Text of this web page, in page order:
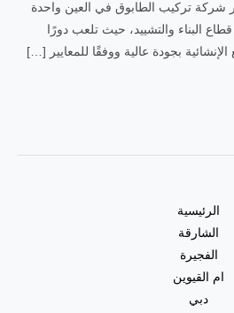
شركة تركيب الطابوق في العين واحدة
البناء والتشييد، حيث تلعب دورًا
بجودة عالية ووفقًا للمعايير […]
الرئيسية
الشارقة
الفجيرة
ام القيوين
دبي